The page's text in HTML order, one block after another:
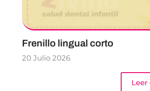
Frenillo lingual corto
20 Julio 2026